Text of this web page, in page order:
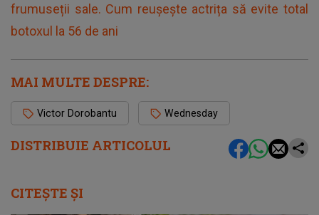
DISTRIBUIE ARTICOLUL
frumuseții sale. Cum reușește actrița să evite total
botoxul la 56 de ani
MAI MULTE DESPRE:
Victor Dorobantu Wednesday
CITEȘTE ȘI